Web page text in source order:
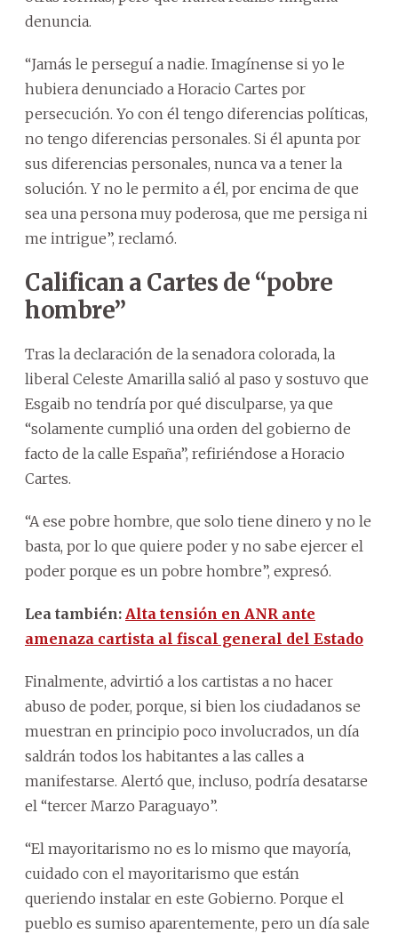
denuncia.
“Jamás le perseguí a nadie. Imagínense si yo le
hubiera denunciado a Horacio Cartes por
persecución. Yo con él tengo diferencias políticas,
no tengo diferencias personales. Si él apunta por
sus diferencias personales, nunca va a tener la
solución. Y no le permito a él, por encima de que
sea una persona muy poderosa, que me persiga ni
me intrigue”, reclamó.
Califican a Cartes de “pobre
hombre”
Tras la declaración de la senadora colorada, la
liberal Celeste Amarilla salió al paso y sostuvo que
Esgaib no tendría por qué disculparse, ya que
“solamente cumplió una orden del gobierno de
facto de la calle España”, refiriéndose a Horacio
Cartes.
“A ese pobre hombre, que solo tiene dinero y no le
basta, por lo que quiere poder y no sabe ejercer el
poder porque es un pobre hombre”, expresó.
Lea también: Alta tensión en ANR ante
amenaza cartista al fiscal general del Estado
Finalmente, advirtió a los cartistas a no hacer
abuso de poder, porque, si bien los ciudadanos se
muestran en principio poco involucrados, un día
saldrán todos los habitantes a las calles a
manifestarse. Alertó que, incluso, podría desatarse
el “tercer Marzo Paraguayo”.
“El mayoritarismo no es lo mismo que mayoría,
cuidado con el mayoritarismo que están
queriendo instalar en este Gobierno. Porque el
pueblo es sumiso aparentemente, pero un día sale